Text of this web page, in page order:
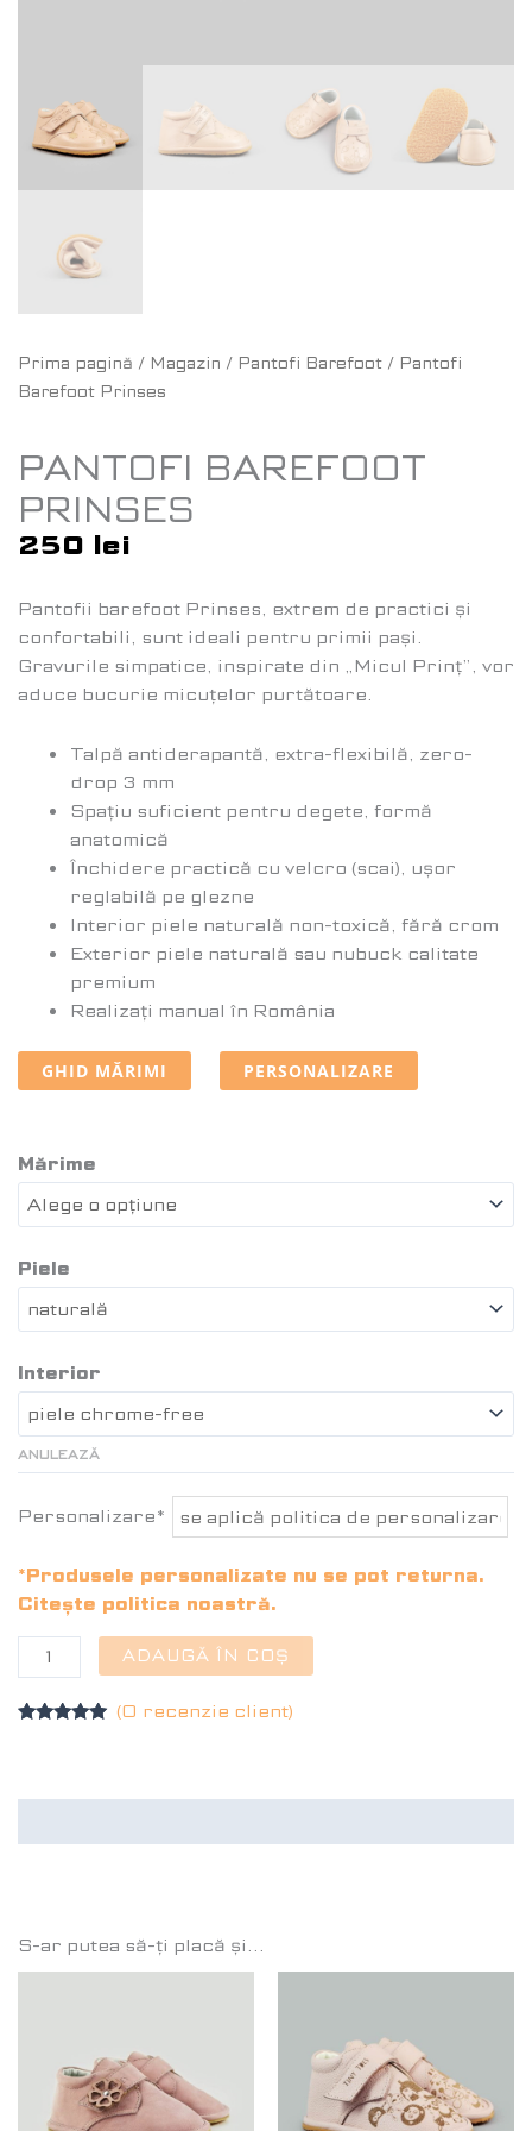
Prima pagină / Magazin / Pantofi Barefoot / Pantofi
Barefoot Prinses
PANTOFI BAREFOOT
PRINSES
250 lei
Pantofii barefoot Prinses, extrem de practici și
confortabili, sunt ideali pentru primii pași.
Gravurile simpatice, inspirate din „Micul Prinț”, vor
aduce bucurie micuțelor purtătoare.
Talpă antiderapantă, extra-flexibilă, zero-
drop 3 mm
Spațiu suficient pentru degete, formă
anatomică
Închidere practică cu velcro (scai), ușor
reglabilă pe glezne
Interior piele naturală non-toxică, fără crom
Exterior piele naturală sau nubuck calitate
premium
Realizați manual în România
GHID MĂRIMI PERSONALIZARE
Mărime
Piele
Interior
ANULEAZĂ
Personalizare*
*Produsele personalizate nu se pot returna.
Citește politica noastră.
ADAUGĂ ÎN COȘ
singure
(O recenzie client)
S-ar putea să-ți placă și…